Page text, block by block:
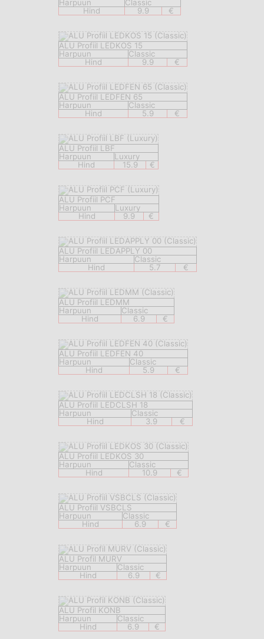
Harpuun
Classic
Hind
9.9 €
ALU Profiil LEDKOS 15
Harpuun
Classic
Hind
9.9 €
ALU Profiil LEDFEN 65
Harpuun
Classic
Hind
5.9 €
ALU Profiil LBF
Harpuun
Luxury
Hind
15.9 €
ALU Profiil PCF
Harpuun
Luxury
Hind
9.9 €
ALU Profiil LEDAPPLY 00
Harpuun
Classic
Hind
5.7 €
ALU Profiil LEDMM
Harpuun
Classic
Hind
6.9 €
ALU Profiil LEDFEN 40
Harpuun
Classic
Hind
5.9 €
ALU Profiil LEDCLSH 18
Harpuun
Classic
Hind
3.9 €
ALU Profiil LEDKOS 30
Harpuun
Classic
Hind
10.9 €
ALU Profiil VSBCLS
Harpuun
Classic
Hind
6.9 €
ALU Profil MURV
Harpuun
Classic
Hind
6.9 €
ALU Profil KONB
Harpuun
Classic
Hind
6.9 €